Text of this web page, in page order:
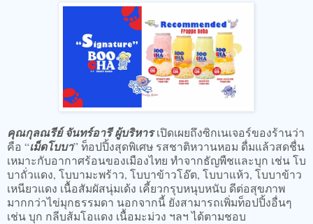
คุณกุลณรีย์ จันทร์อารี ผู้บริหารเปิดเผยถึงซิกเนเจอร์ของร้านว่า
คือ “เม็ดโบบา” ท็อปปิ้งสุดพิเศษ รสชาติหวานหอม ดื่มแล้วสดชื่น
เหมาะกับอากาศร้อนของเมืองไทย ทำจากธัญพืชและบุก เช่น โบ
บาถั่วแดง, โบบามะพร้าว, โบบาข้าวโอ๊ต, โบบาแห้ว, โบบาข้าว
เหนียวแดง เนื้อสัมผัสนุ่มเด้ง เคี้ยวกรุบหนุบหนับ ดีต่อสุขภาพ
มากกว่าไข่มุกธรรมดา นอกจากนี้ ยังสามารถเพิ่มท็อปปิ้งอื่นๆ
เช่น บุก กลีบส้มโอแดง เนื้อมะม่วง ฯลฯ ได้ตามชอบ